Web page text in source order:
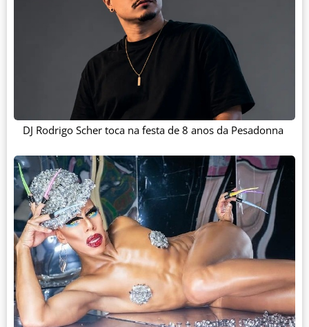
DJ Rodrigo Scher toca na festa de 8 anos da Pesadonna